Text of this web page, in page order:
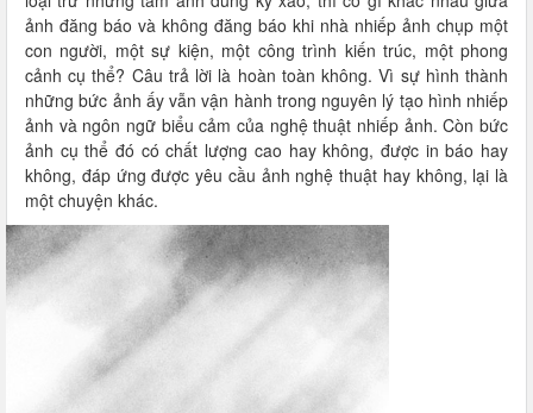
ảnh đăng báo và không đăng báo khi nhà nhiếp ảnh chụp một
con người, một sự kiện, một công trình kiến trúc, một phong
cảnh cụ thể? Câu trả lời là hoàn toàn không. Vì sự hình thành
những bức ảnh ấy vẫn vận hành trong nguyên lý tạo hình nhiếp
ảnh và ngôn ngữ biểu cảm của nghệ thuật nhiếp ảnh. Còn bức
ảnh cụ thể đó có chất lượng cao hay không, được in báo hay
không, đáp ứng được yêu cầu ảnh nghệ thuật hay không, lại là
một chuyện khác.